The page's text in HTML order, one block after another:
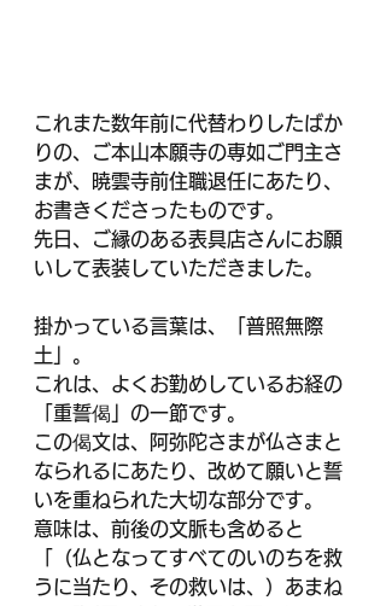
これまた数年前に代替わりしたばか
りの、ご本山本願寺の専如ご門主さ
まが、暁雲寺前住職退任にあたり、
お書きくださったものです。
先日、ご縁のある表具店さんにお願
いして表装していただきました。
掛かっている言葉は、「普照無際
土」。
これは、よくお勤めしているお経の
「重誓偈」の一節です。
この偈文は、阿弥陀さまが仏さまと
なられるにあたり、改めて願いと誓
いを重ねられた大切な部分です。
意味は、前後の文脈も含めると
「（仏となってすべてのいのちを救
うに当たり、その救いは、）あまね